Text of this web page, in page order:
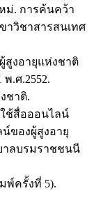
ม่. การค้นคว้า
วิชาสารสนเทศ
สูงอายุแห่งชาติ
.ศ.2552.
ชาติ.
ใช้สื่อออนไลน์
ของผู้สูงอายุ
าลบรมราชชนนี
พ์ครั้งที่ 5).